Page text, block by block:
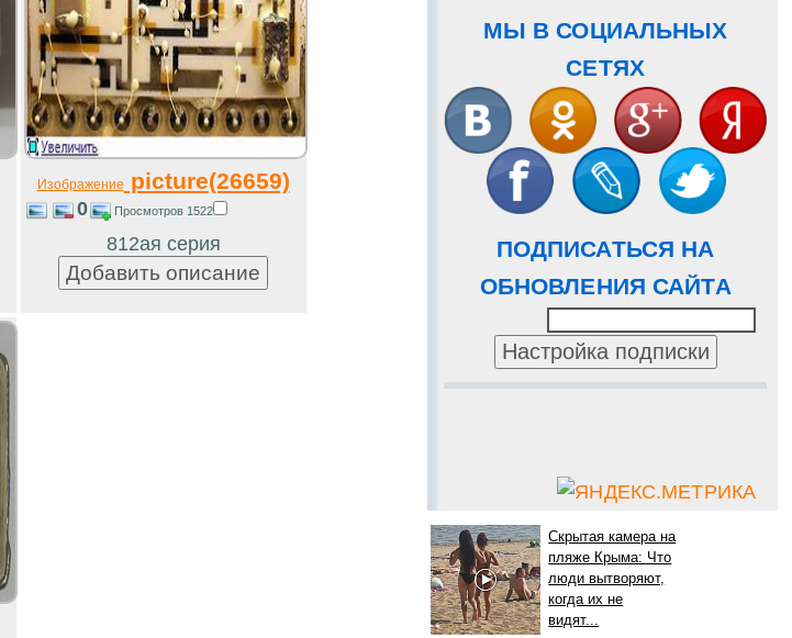
МЫ В СОЦИАЛЬНЫХ
СЕТЯХ
ПОДПИСАТЬСЯ НА
ОБНОВЛЕНИЯ САЙТА
Скрытая камера на
пляже Крыма: Что
люди вытворяют,
когда их не
видят...
Изображение picture(26659)
0 Просмотров 1522
812ая серия